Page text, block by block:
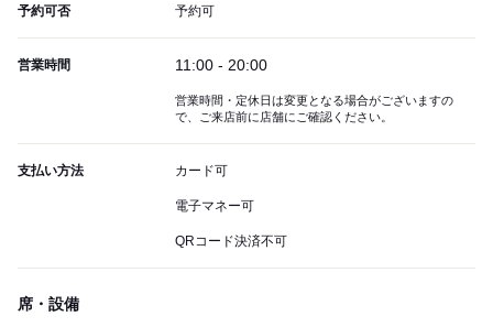
予約可否 予約可
営業時間 11:00 - 20:00
営業時間・定休日は変更となる場合がございますの
で、ご来店前に店舗にご確認ください。
支払い方法 カード可
電子マネー可
QRコード決済不可
席・設備